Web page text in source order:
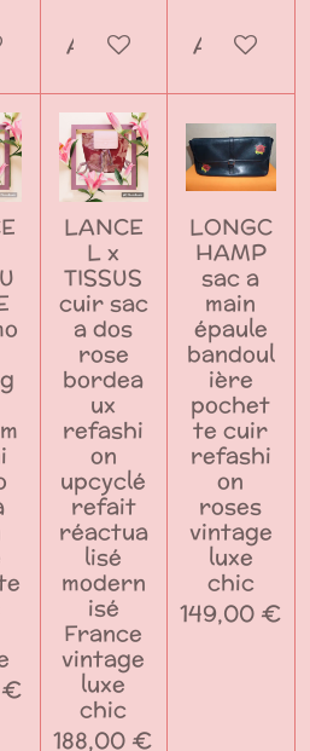
au panier
Ajouter au panier
Ajouter
€
LANCE
L x
TISSUS
cuir sac
a dos
rose
bordea
ux
refashi
on
upcyclé
refait
réactua
lisé
modern
isé
France
vintage
luxe
chic
188,00 €
LONGC
HAMP
sac a
main
épaule
bandoul
ière
pochet
te cuir
refashi
on
roses
vintage
luxe
chic
149,00 €